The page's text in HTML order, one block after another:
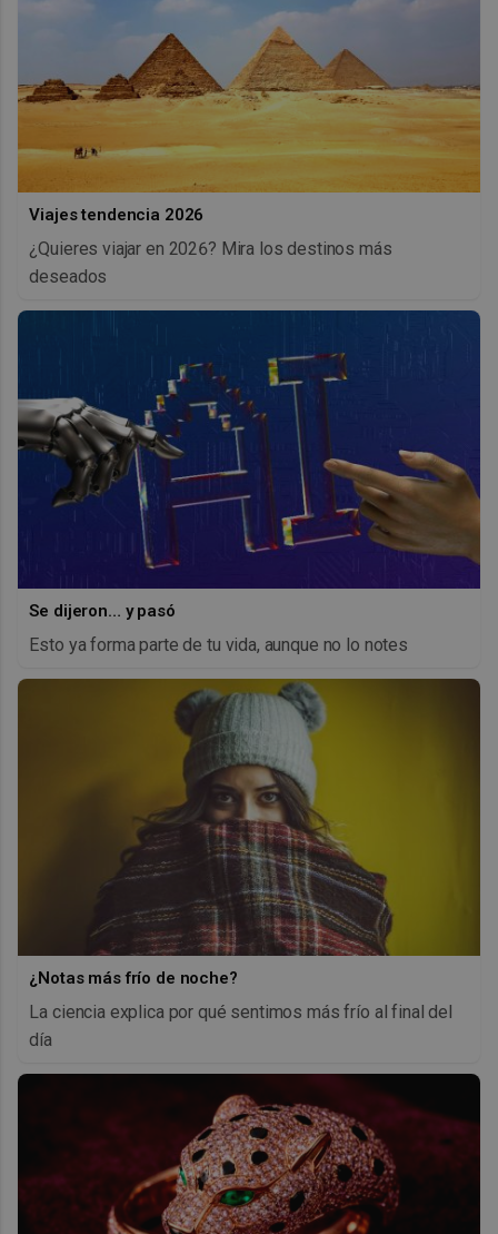
Viajes tendencia 2026
¿Quieres viajar en 2026? Mira los destinos más
deseados
Se dijeron… y pasó
Esto ya forma parte de tu vida, aunque no lo notes
¿Notas más frío de noche?
La ciencia explica por qué sentimos más frío al final del
día